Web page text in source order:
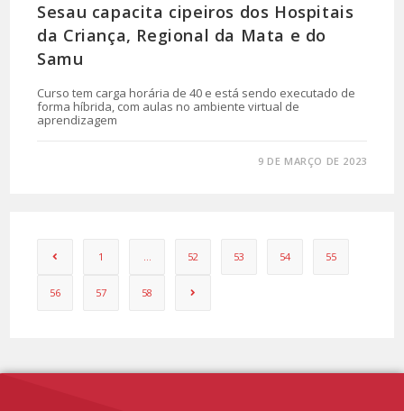
Sesau capacita cipeiros dos Hospitais
da Criança, Regional da Mata e do
Samu
Curso tem carga horária de 40 e está sendo executado de
forma híbrida, com aulas no ambiente virtual de
aprendizagem
9 DE MARÇO DE 2023
1 … 52 53 54 55
56 57 58